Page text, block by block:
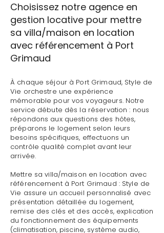
Choisissez notre agence en
gestion locative pour mettre
sa villa/maison en location
avec référencement à Port
Grimaud
À chaque séjour à Port Grimaud, Style de
Vie orchestre une expérience
mémorable pour vos voyageurs. Notre
service débute dès la réservation : nous
répondons aux questions des hôtes,
préparons le logement selon leurs
besoins spécifiques, effectuons un
contrôle qualité complet avant leur
arrivée.
Mettre sa villa/maison en location avec
référencement à Port Grimaud : Style de
Vie assure un accueil personnalisé avec
présentation détaillée du logement,
remise des clés et des accès, explication
du fonctionnement des équipements
(climatisation, piscine, système audio,